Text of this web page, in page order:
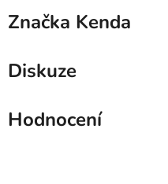
Značka Kenda
Diskuze
Hodnocení